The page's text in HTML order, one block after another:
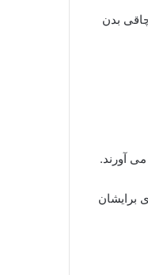
بدن
آورند.
برایشان